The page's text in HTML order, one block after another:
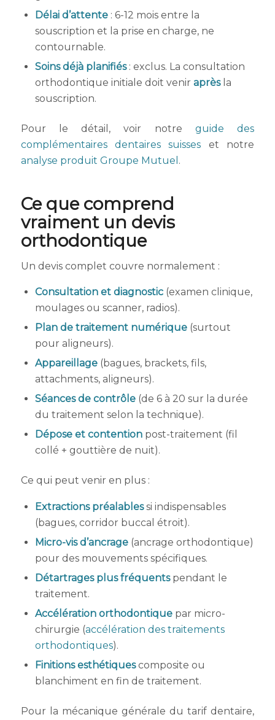
Délai d’attente: 6-12 mois entre la
souscription et la prise en charge, ne
contournable.
Soins déjà planifiés: exclus. La consultation
orthodontique initiale doit venir aprèsla
souscription.
Pour le détail, voir notreguide des
complémentaires dentaires suisses et notre
analyse produit Groupe Mutuel .
Ce que comprend
vraiment un devis
orthodontique
Un devis complet couvre normalement :
Consultation et diagnostic(examen clinique,
moulages ou scanner, radios).
Plan de traitement numérique(surtout
pour aligneurs).
Appareillage(bagues, brackets, fils,
attachments, aligneurs).
Séances de contrôle(de 6 à 20 sur la durée
du traitement selon la technique).
Dépose et contentionpost-traitement (fil
collé + gouttière de nuit).
Ce qui peut venir en plus :
Extractions préalablessi indispensables
(bagues, corridor buccal étroit).
Micro-vis d’ancrage(ancrage orthodontique)
pour des mouvements spécifiques.
Détartragesplus fréquentspendant le
traitement.
Accélération orthodontiquepar micro-
chirurgie (accélération des traitements
orthodontiques).
Finitions esthétiquescomposite ou
blanchiment en fin de traitement.
Pour la mécanique générale du tarif dentaire,